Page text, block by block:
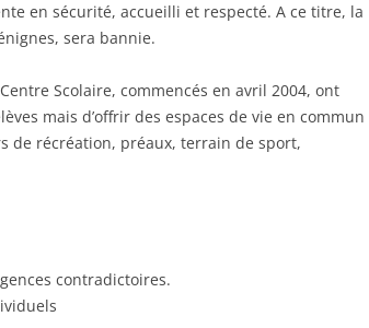
en sécurité, accueilli et respecté. A ce titre, la
sera bannie.
Scolaire, commencés en avril 2004, ont
mais d’offrir des espaces de vie en commun
de récréation, préaux, terrain de sport,
contradictoires.